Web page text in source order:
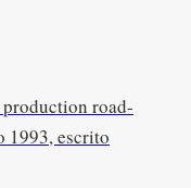
road-
1993, escrito